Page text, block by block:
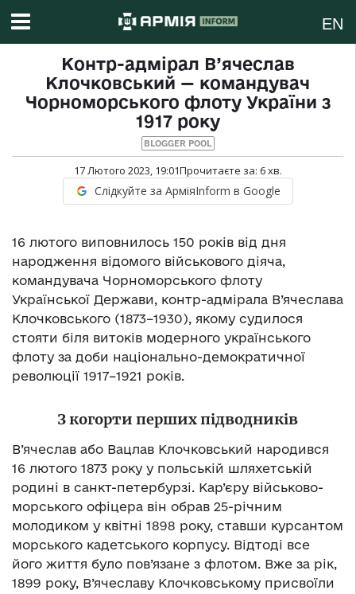
EN
Контр-адмірал В’ячеслав
Клочковський — командувач
Чорноморського флоту України з
1917 року
BLOGGER POOL
17 Лютого 2023, 19:01Прочитаєте за: 6хв.
Слідкуйте за АрміяInform в Google
16 лютого виповнилось 150 років від дня
народження відомого військового діяча,
командувача Чорноморського флоту
Української Держави, контр-адмірала В’ячеслава
Клочковського (1873–1930), якому судилося
стояти біля витоків модерного українського
флоту за доби національно-демократичної
революції 1917–1921 років.
З когорти перших підводників
В’ячеслав або Вацлав Клочковський народився
16 лютого 1873 року у польській шляхетській
родині в санкт-петербурзі. Кар’єру військово-
морського офіцера він обрав 25-річним
молодиком у квітні 1898 року, ставши курсантом
морського кадетського корпусу. Відтоді все
його життя було пов’язане з флотом. Вже за рік,
1899 року, В’ячеславу Клочковському присвоїли